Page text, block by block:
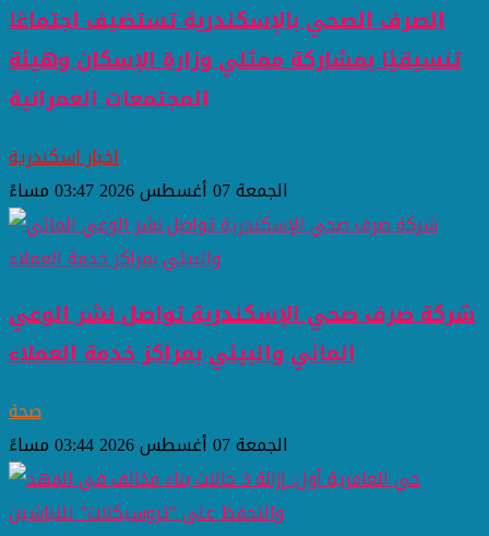
الصرف الصحي بالإسكندرية تستضيف اجتماعًا
تنسيقيًا بمشاركة ممثلي وزارة الإسكان وهيئة
المجتمعات العمرانية
اخبار اسكندرية
الجمعة 07 أغسطس 2026 03:47 مساءً
شركة صرف صحي الإسكندرية تواصل نشر الوعي
المائي والبيئي بمراكز خدمة العملاء
صحة
الجمعة 07 أغسطس 2026 03:44 مساءً